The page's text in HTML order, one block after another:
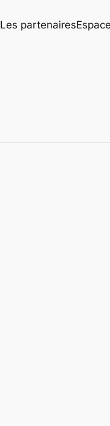
Les partenaires